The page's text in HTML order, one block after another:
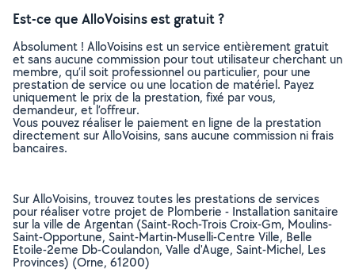
Est-ce que AlloVoisins est gratuit ?
Absolument ! AlloVoisins est un service entièrement gratuit
et sans aucune commission pour tout utilisateur cherchant un
membre, qu’il soit professionnel ou particulier, pour une
prestation de service ou une location de matériel. Payez
uniquement le prix de la prestation, fixé par vous,
demandeur, et l’offreur.
Vous pouvez réaliser le paiement en ligne de la prestation
directement sur AlloVoisins, sans aucune commission ni frais
bancaires.
Sur AlloVoisins, trouvez toutes les prestations de services
pour réaliser votre projet de Plomberie - Installation sanitaire
sur la ville de Argentan (Saint-Roch-Trois Croix-Gm, Moulins-
Saint-Opportune, Saint-Martin-Muselli-Centre Ville, Belle
Etoile-2eme Db-Coulandon, Valle d'Auge, Saint-Michel, Les
Provinces) (Orne, 61200)